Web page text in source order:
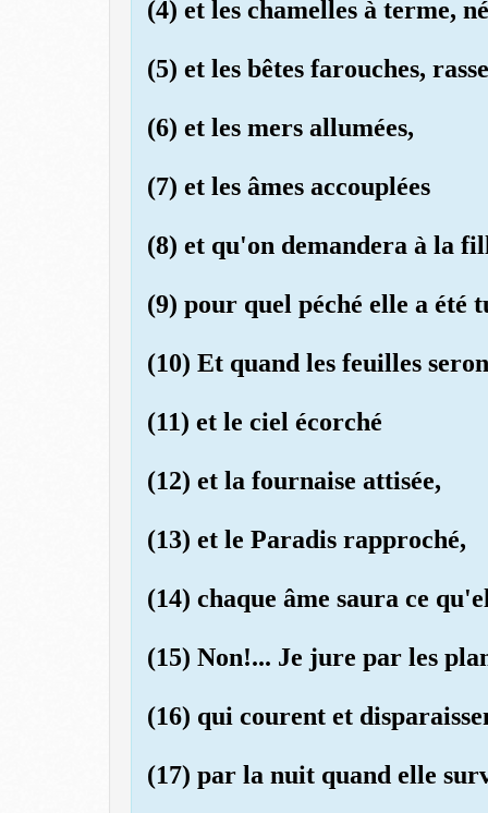
(4) et les chamelles à terme,
(5) et les bêtes farouches,
(6) et les mers allumées,
(7) et les âmes accouplées
(8) et qu'on demandera à la
(9) pour quel péché elle a été
(10) Et quand les feuilles
(11) et le ciel écorché
(12) et la fournaise attisée,
(13) et le Paradis rapproché,
(14) chaque âme saura ce
(15) Non!... Je jure par les
(16) qui courent et
(17) par la nuit quand elle